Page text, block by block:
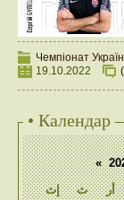
Чемпіонат
19.10.2022
• Календар
«
إث
ث أر